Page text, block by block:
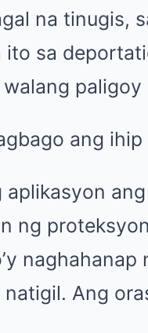
na tinugis,
sa
paligoy
ang
ng
naghahanap
Ang